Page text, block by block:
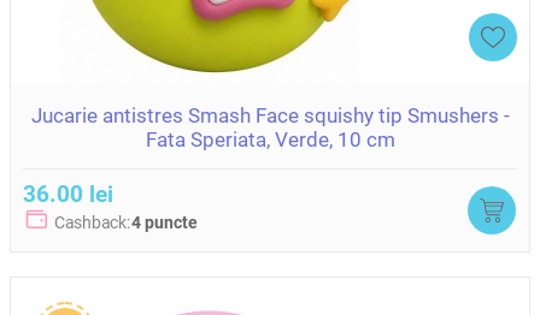
Jucarie antistres Smash Face squishy tip Smushers -
Fata Speriata, Verde, 10 cm
36.00 lei
Cashback:4 puncte